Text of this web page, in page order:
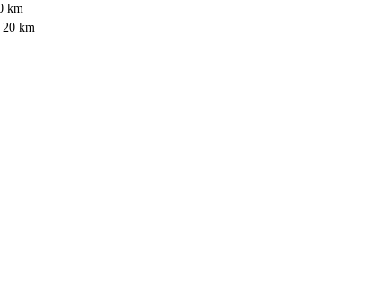
km
20 km